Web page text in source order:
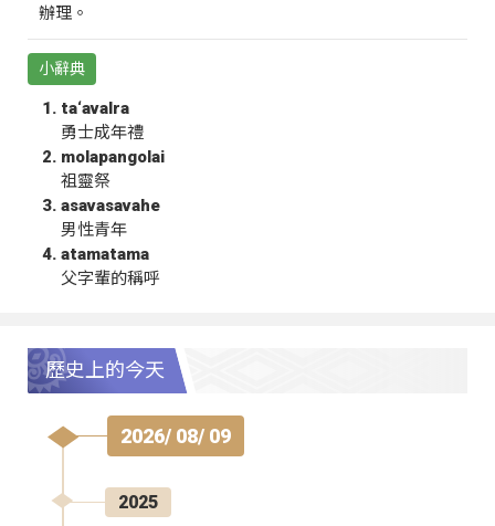
辦理。
小辭典
ta‘avalra
勇士成年禮
molapangolai
祖靈祭
asavasavahe
男性青年
atamatama
父字輩的稱呼
歷史上的今天
2026/ 08/ 09
2025